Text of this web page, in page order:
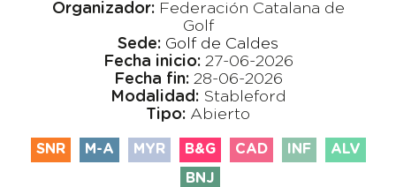
Organizador: Federación Catalana de
Golf
Sede: Golf de Caldes
Fecha inicio: 27-06-2026
Fecha fin: 28-06-2026
Modalidad: Stableford
Tipo: Abierto
SNR M-A MYR B&G CAD INF ALV
BNJ